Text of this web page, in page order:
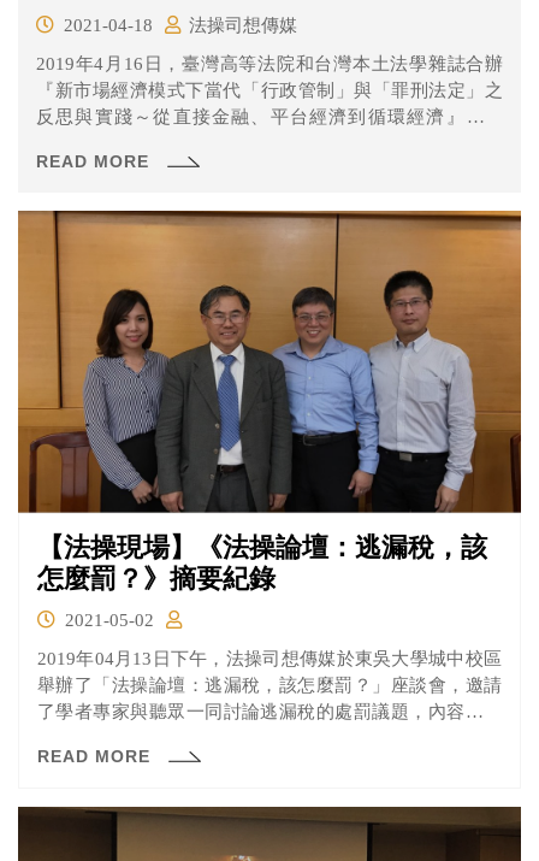
2021-04-18
法操司想傳媒
2019年4月16日，臺灣高等法院和台灣本土法學雜誌合辦
『新市場經濟模式下當代「行政管制」與「罪刑法定」之
反思與實踐～從直接金融、平台經濟到循環經濟』座談
式下私法自治與國家管制之界線－從數位平台、Uber到溯
扞格與衝突－各種交易模式與契約定性」和「從罪刑法定
原則看銀行法第29條之一之適用困境與違憲疑義」。
READ MORE
【法操現場】《法操論壇：逃漏稅，該
怎麼罰？》摘要紀錄
2021-05-02
2019年04月13日下午，法操司想傳媒於東吳大學城中校區
舉辦了「法操論壇：逃漏稅，該怎麼罰？」座談會，邀請
了學者專家與聽眾一同討論逃漏稅的處罰議題，內容主要
額，均是國稅局說了算，國稅局都用其認為可以課到最多
READ MORE